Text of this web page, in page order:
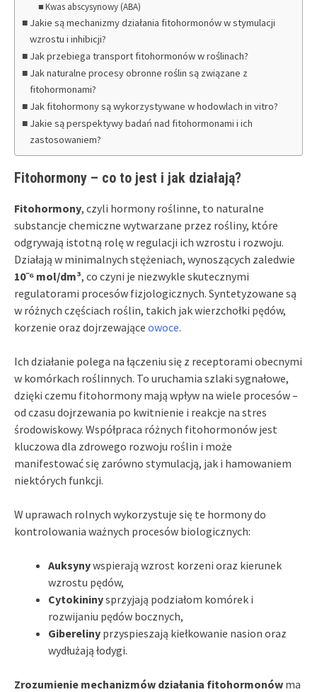
Kwas abscysynowy (ABA)
Jakie są mechanizmy działania fitohormonów w stymulacji
wzrostu i inhibicji?
Jak przebiega transport fitohormonów w roślinach?
Jak naturalne procesy obronne roślin są związane z
fitohormonami?
Jak fitohormony są wykorzystywane w hodowlach in vitro?
Jakie są perspektywy badań nad fitohormonami i ich
zastosowaniem?
Fitohormony – co to jest i jak działają?
Fitohormony, czyli hormony roślinne, to naturalne
substancje chemiczne wytwarzane przez rośliny, które
odgrywają istotną rolę w regulacji ich wzrostu i rozwoju.
Działają w minimalnych stężeniach, wynoszących zaledwie
10⁻⁶ mol/dm³, co czyni je niezwykle skutecznymi
regulatorami procesów fizjologicznych. Syntetyzowane są
w różnych częściach roślin, takich jak wierzchołki pędów,
korzenie oraz dojrzewające owoce.
Ich działanie polega na łączeniu się z receptorami obecnymi
w komórkach roślinnych. To uruchamia szlaki sygnałowe,
dzięki czemu fitohormony mają wpływ na wiele procesów –
od czasu dojrzewania po kwitnienie i reakcje na stres
środowiskowy. Współpraca różnych fitohormonów jest
kluczowa dla zdrowego rozwoju roślin i może
manifestować się zarówno stymulacją, jak i hamowaniem
niektórych funkcji.
W uprawach rolnych wykorzystuje się te hormony do
kontrolowania ważnych procesów biologicznych:
Auksynywspierają wzrost korzeni oraz kierunek
wzrostu pędów,
Cytokininysprzyjają podziałom komórek i
rozwijaniu pędów bocznych,
Gibereliny przyspieszają kiełkowanie nasion oraz
wydłużają łodygi.
Zrozumienie mechanizmów działania fitohormonów ma